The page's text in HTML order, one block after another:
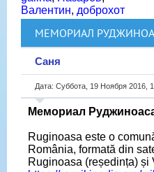
Валентин, доброхот
МЕМОРИАЛ
Саня
Дата: Суббота, 19 Ноября 2016,
Мемориал
Ruginoasa este o
România, formată din
Ruginoasa (reședința) și